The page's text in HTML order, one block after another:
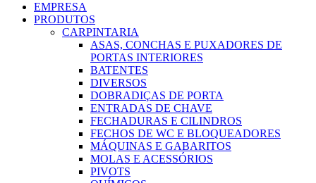
EMPRESA
PRODUTOS
CARPINTARIA
ASAS, CONCHAS E PUXADORES DE
PORTAS INTERIORES
BATENTES
DIVERSOS
DOBRADIÇAS DE PORTA
ENTRADAS DE CHAVE
FECHADURAS E CILINDROS
FECHOS DE WC E BLOQUEADORES
MÁQUINAS E GABARITOS
MOLAS E ACESSÓRIOS
PIVOTS